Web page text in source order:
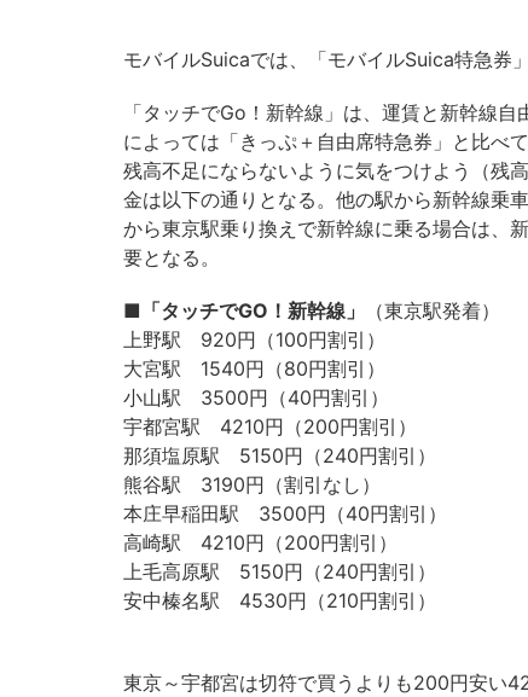
モバイルSuicaでは、「モバイルSuica特急券
「タッチでGo！新幹線」は、運賃と新幹線
によっては「きっぷ＋自由席特急券」と比べ
残高不足にならないように気をつけよう（残
金は以下の通りとなる。他の駅から新幹線乗
から東京駅乗り換えで新幹線に乗る場合は、
要となる。
■「タッチでGO！新幹線」
（東京駅発着）
上野駅 920円（100円割引）
大宮駅 1540円（80円割引）
小山駅 3500円（40円割引）
宇都宮駅 4210円（200円割引）
那須塩原駅 5150円（240円割引）
熊谷駅 3190円（割引なし）
本庄早稲田駅 3500円（40円割引）
高崎駅 4210円（200円割引）
上毛高原駅 5150円（240円割引）
安中榛名駅 4530円（210円割引）
東京～宇都宮は切符で買うよりも200円安い